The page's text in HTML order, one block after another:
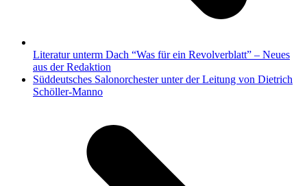
Literatur unterm Dach “Was für ein Revolverblatt” – Neues
aus der Redaktion
Nächster
Beitrag:
Süddeutsches Salonorchester unter der Leitung von Dietrich
Schöller-Manno